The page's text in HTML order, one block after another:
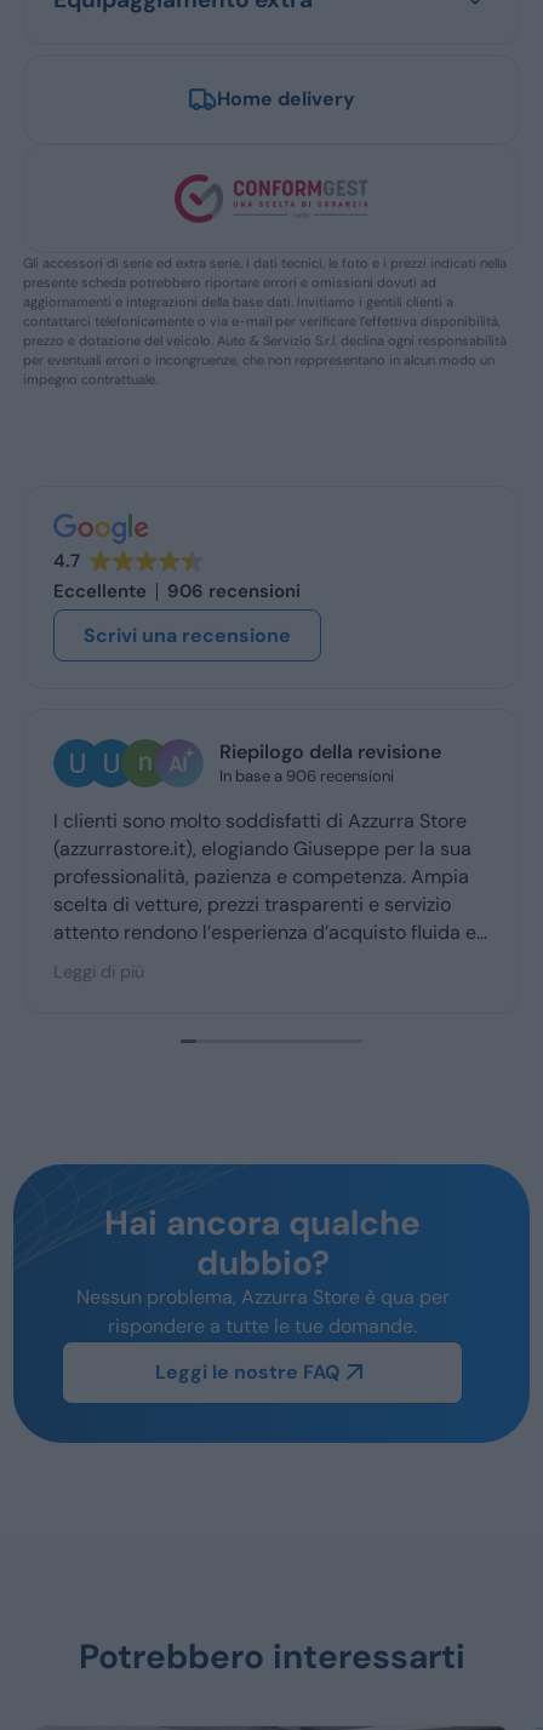
Home delivery
Gli accessori di serie ed extra serie, i dati tecnici, le foto e i prezzi indicati nella
presente scheda potrebbero riportare errori e omissioni dovuti ad
aggiornamenti e integrazioni della base dati. Invitiamo i gentili clienti a
contattarci telefonicamente o via e-mail per verificare l’effettiva disponibilità,
prezzo e dotazione del veicolo. Auto & Servizio S.r.l. declina ogni responsabilità
per eventuali errori o incongruenze, che non reppresentano in alcun modo un
impegno contrattuale.
4.7
Eccellente
906 recensioni
Scrivi una recensione
Riepilogo della revisione
In base a 906 recensioni
I clienti sono molto soddisfatti di Azzurra Store
(azzurrastore.it), elogiando Giuseppe per la sua
professionalità, pazienza e competenza. Ampia
scelta di vetture, prezzi trasparenti e servizio
attento rendono l’esperienza d’acquisto fluida e
piacevole per la maggior parte degli utenti.
Leggi di più
Hai ancora qualche
dubbio?
Nessun problema, Azzurra Store è qua per
rispondere a tutte le tue domande.
Leggi le nostre FAQ
Potrebbero interessarti